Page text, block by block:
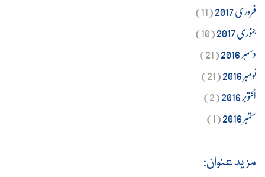
فروری 2017
(11)
جنوری 2017
(10)
دسمبر 2016
(21)
نومبر 2016
(21)
اکتوبر 2016
(2)
ستمبر 2016
(1)
مزید عنوان: